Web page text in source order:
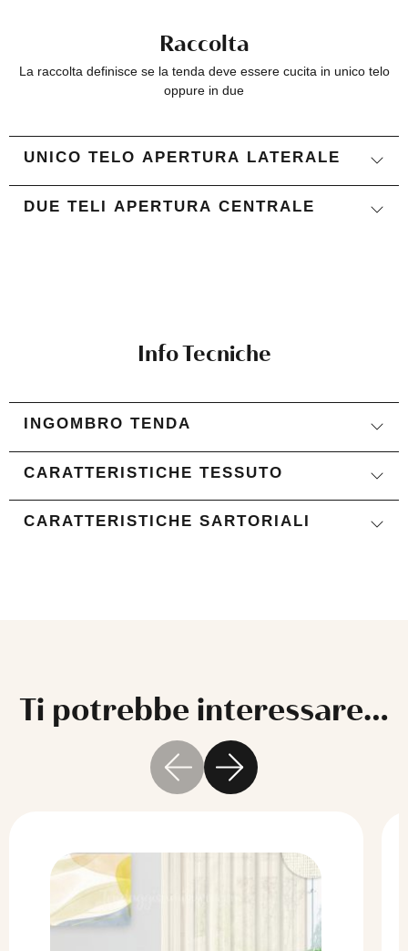
Raccolta
La raccolta definisce se la tenda deve essere cucita in unico telo
oppure in due
UNICO TELO APERTURA LATERALE
DUE TELI APERTURA CENTRALE
Info Tecniche
INGOMBRO TENDA
CARATTERISTICHE TESSUTO
CARATTERISTICHE SARTORIALI
Ti potrebbe interessare…